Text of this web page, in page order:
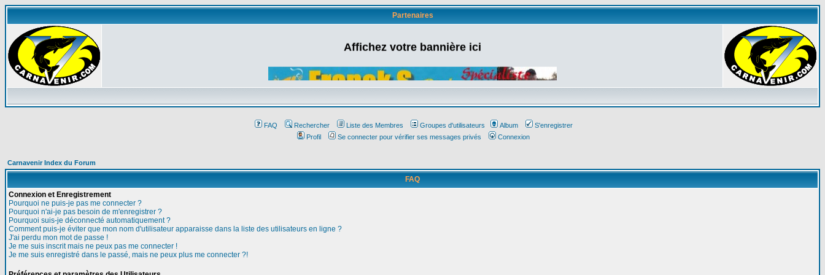
Partenaires
Affichez votre bannière ici
FAQ Rechercher Liste des Membres Groupes d'utilisateurs Album
S'enregistrer
Profil
Se connecter pour vérifier ses messages privés Connexion
Carnavenir Index du Forum
FAQ
Connexion et Enregistrement
Pourquoi ne puis-je pas me connecter ?
Pourquoi n'ai-je pas besoin de m'enregistrer ?
Pourquoi suis-je déconnecté automatiquement ?
Comment puis-je éviter que mon nom d'utilisateur apparaisse dans la liste des utilisateurs en ligne ?
J'ai perdu mon mot de passe !
Je me suis inscrit mais ne peux pas me connecter !
Je me suis enregistré dans le passé, mais ne peux plus me connecter ?!